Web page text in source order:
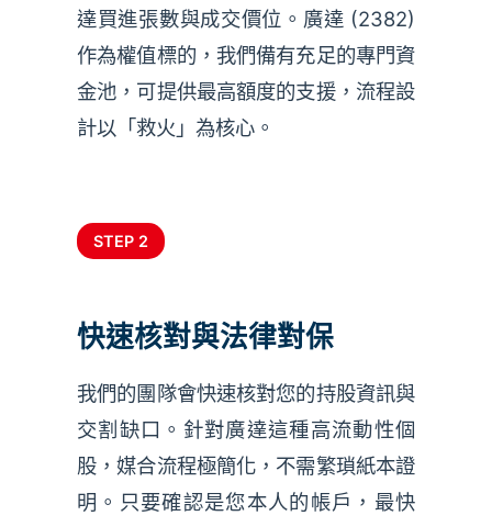
達買進張數與成交價位。廣達 (2382)
作為權值標的，我們備有充足的專門資
金池，可提供最高額度的支援，流程設
計以「救火」為核心。
STEP 2
快速核對與法律對保
我們的團隊會快速核對您的持股資訊與
交割缺口。針對廣達這種高流動性個
股，媒合流程極簡化，不需繁瑣紙本證
明。只要確認是您本人的帳戶，最快